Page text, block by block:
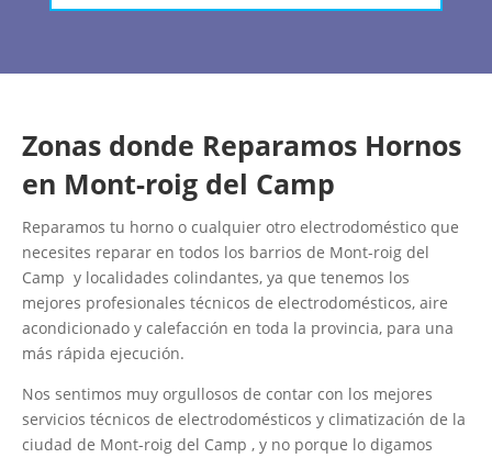
Zonas donde Reparamos Hornos
en Mont-roig del Camp
Reparamos tu horno o cualquier otro electrodoméstico que
necesites reparar en todos los barrios de Mont-roig del
Camp y localidades colindantes, ya que tenemos los
mejores profesionales técnicos de electrodomésticos, aire
acondicionado y calefacción en toda la provincia, para una
más rápida ejecución.
Nos sentimos muy orgullosos de contar con los mejores
servicios técnicos de electrodomésticos y climatización de la
ciudad de Mont-roig del Camp , y no porque lo digamos